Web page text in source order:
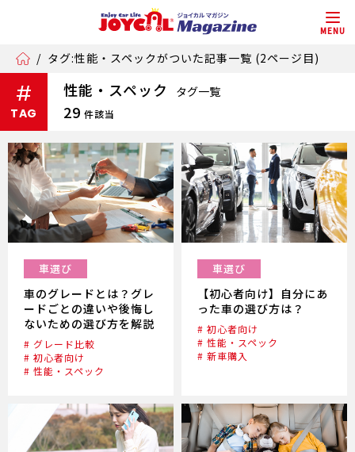
MENU
/ タグ:性能・スペックがついた記事一覧 (2ページ目)
#
TAG
性能・スペック タグ一覧
29件該当
車選び
車のグレードとは？グレ
ードごとの違いや後悔し
ないための選び方を解説
# グレード比較
# 初心者向け
# 性能・スペック
車選び
【初心者向け】自分にあ
った車の選び方は？
# 初心者向け
# 性能・スペック
# 新車購入